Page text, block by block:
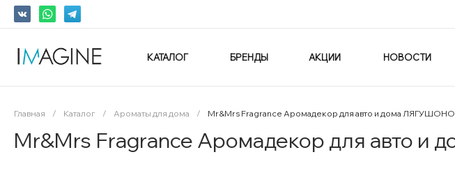
КАТАЛОГ БРЕНДЫ АКЦИИ НОВОСТИ
Главная / Каталог / Ароматы для дома / Mr&Mrs Fragrance Аромадекор для авто и дома
Mr&Mrs Fragrance Аромадекор для авто